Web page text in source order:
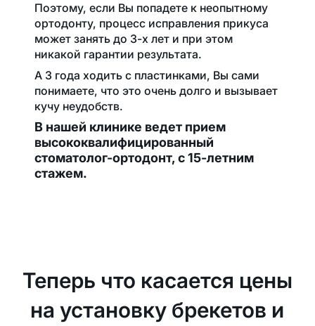
Поэтому, если Вы попадете к неопытному
ортодонту, процесс исправления прикуса
может занять до 3-х лет и при этом
никакой гарантии результата.
А 3 года ходить с пластинками, Вы сами
понимаете, что это очень долго и вызывает
кучу неудобств.
В нашей клинике ведет прием
высококвалифицированный
стоматолог-ортодонт, с 15-летним
стажем.
Теперь что касается цены
на установку брекетов и